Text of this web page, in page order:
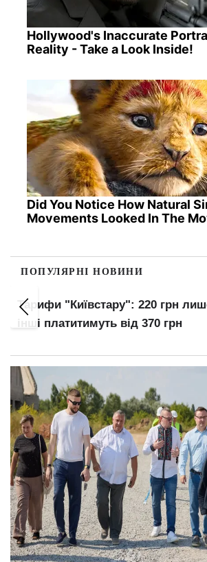
Hollywood's Inaccurate
Reality - Take a Look Inside!
Did You Notice How Natural
Movements Looked In The
ПОПУЛЯРНІ НОВИНИ
Тарифи "Київстару": 220 грн
інші платитимуть від 370 грн